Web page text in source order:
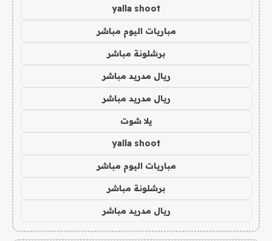
yalla shoot
مباريات اليوم مباشر
برشلونة مباشر
ريال مدريد مباشر
ريال مدريد مباشر
يلا شوت
yalla shoot
مباريات اليوم مباشر
برشلونة مباشر
ريال مدريد مباشر